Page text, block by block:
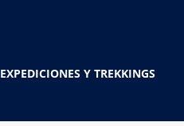
EXPEDICIONES Y TREKKINGS